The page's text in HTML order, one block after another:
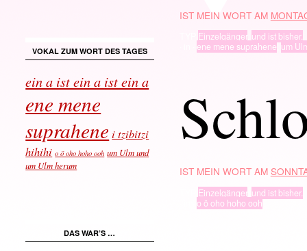
IST MEIN WORT AM
Einzelgänger, und ist bisher.
ene mene suprahene um
IST MEIN WORT AM
Einzelgänger, und ist bisher.
o ö oho hoho ooh
VOKAL ZUM WORT DES TAGES
ein a ist ein a ist ein a
ene mene
suprahene i tzibitzi
hihihi o ö oho hoho ooh um Ulm und
um Ulm herum
DAS WAR’S …